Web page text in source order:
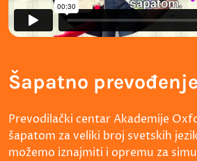
Šapatno prevođenje
Prevodilački centar Akademije
šapatom za veliki broj svetskih
možemo iznajmiti i opremu za